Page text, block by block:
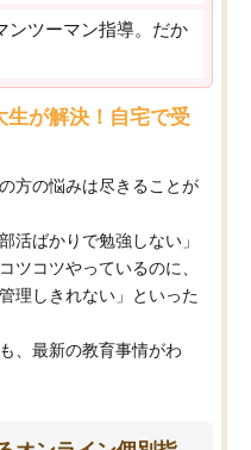
ンツーマン指導。だか
生が解決！自宅で受
方の悩みは尽きることが
活ばかりで勉強しない」
ツコツやっているのに、
理しきれない」といった
、最新の教育事情がわ